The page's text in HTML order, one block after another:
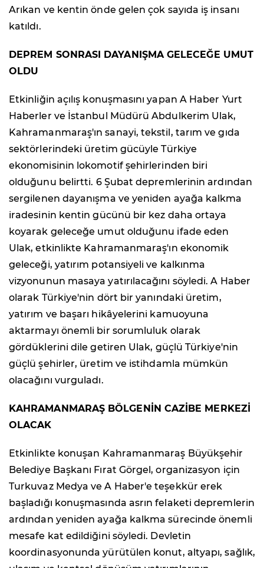
Arıkan ve kentin önde gelen çok sayıda iş insanı
katıldı.
DEPREM SONRASI DAYANIŞMA GELECEĞE UMUT
OLDU
Etkinliğin açılış konuşmasını yapan A Haber Yurt
Haberler ve İstanbul Müdürü Abdulkerim Ulak,
Kahramanmaraş'ın sanayi, tekstil, tarım ve gıda
sektörlerindeki üretim gücüyle Türkiye
ekonomisinin lokomotif şehirlerinden biri
olduğunu belirtti. 6 Şubat depremlerinin ardından
sergilenen dayanışma ve yeniden ayağa kalkma
iradesinin kentin gücünü bir kez daha ortaya
koyarak geleceğe umut olduğunu ifade eden
Ulak, etkinlikte Kahramanmaraş'ın ekonomik
geleceği, yatırım potansiyeli ve kalkınma
vizyonunun masaya yatırılacağını söyledi. A Haber
olarak Türkiye'nin dört bir yanındaki üretim,
yatırım ve başarı hikâyelerini kamuoyuna
aktarmayı önemli bir sorumluluk olarak
gördüklerini dile getiren Ulak, güçlü Türkiye'nin
güçlü şehirler, üretim ve istihdamla mümkün
olacağını vurguladı.
KAHRAMANMARAŞ BÖLGENİN CAZİBE MERKEZİ
OLACAK
Etkinlikte konuşan Kahramanmaraş Büyükşehir
Belediye Başkanı Fırat Görgel, organizasyon için
Turkuvaz Medya ve A Haber'e teşekkür erek
başladığı konuşmasında asrın felaketi depremlerin
ardından yeniden ayağa kalkma sürecinde önemli
mesafe kat edildiğini söyledi. Devletin
koordinasyonunda yürütülen konut, altyapı, sağlık,